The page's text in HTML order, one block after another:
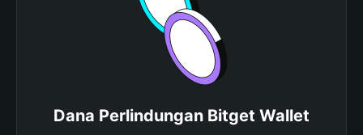
Dana Perlindungan Bitget Wallet